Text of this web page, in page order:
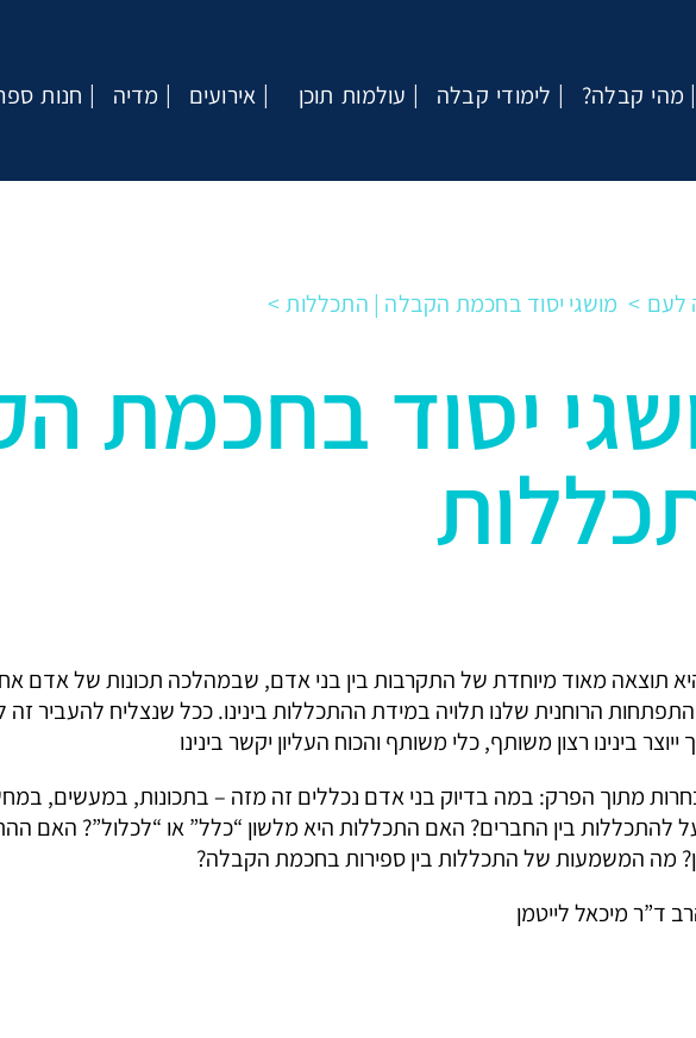
חנות מדיה אירועים עולמות תוכן לימודי קבלה ?מהי קבלה
מושגי יסוד בחכמת הקבלה | התכללות
יסוד בחכמת
תוצאה מאוד מיוחדת של התקרבות בין בני אדם, שבמהלכה תכונות של אדם
הרוחנית שלנו תלויה במידת ההתכללות בינינו. ככל שנצליח להעביר זה
ייוצר בינינו רצון משותף, כלי משותף והכוח העליון יקשר בינינו
מתוך הפרק: במה בדיוק בני אדם נכללים זה מזה – בתכונות, במעשים,
להתכללות בין החברים? האם התכללות היא מלשון “כלל” או “לכלול”? האם
מה המשמעות של התכללות בין ספירות בחכמת הקבלה?
ד”ר מיכאל לייטמן